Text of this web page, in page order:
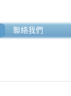
聯絡我們